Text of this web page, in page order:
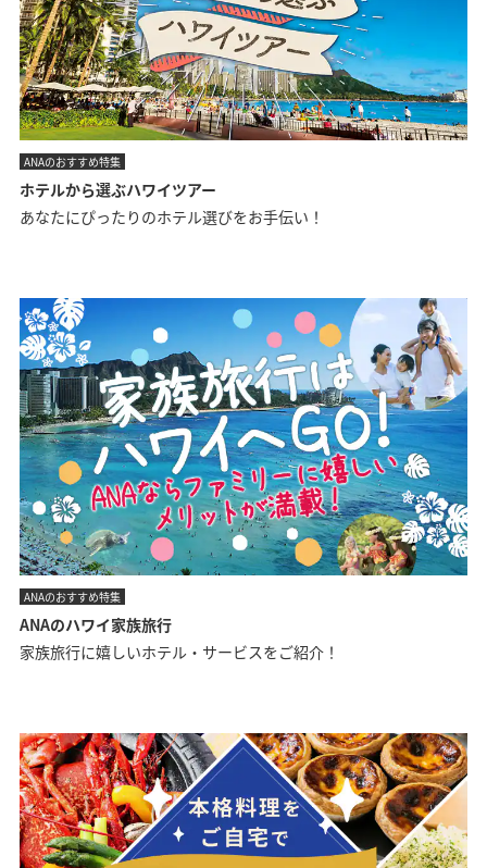
ANAのおすすめ特集
ホテルから選ぶハワイツアー
あなたにぴったりのホテル選びをお手伝い！
ANAのおすすめ特集
ANAのハワイ家族旅行
家族旅行に嬉しいホテル・サービスをご紹介！